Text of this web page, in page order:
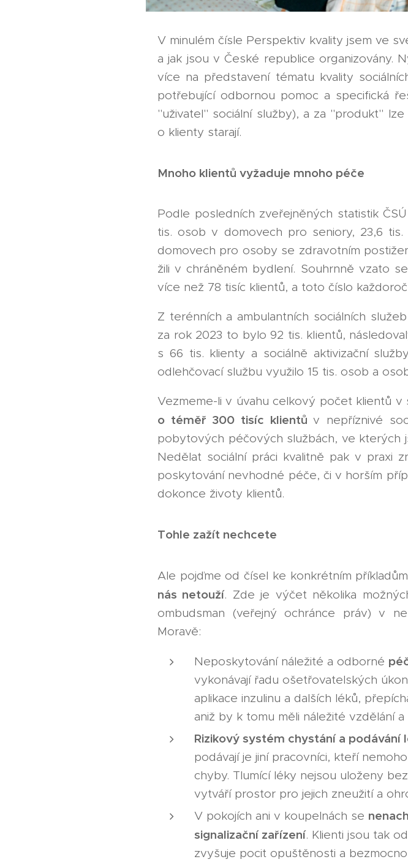
V minulém čísle Perspektiv kvality jsem ve
a jak jsou v České republice organizovány.
více na představení tématu kvality
potřebující odbornou pomoc a specifická
"uživatel" sociální služby), a za "produkt"
o klienty starají.
Mnoho klientů vyžaduje mnoho péče
Podle posledních zveřejněných statistik
tis. osob v domovech pro seniory, 23,6
domovech pro osoby se zdravotním
žili v chráněném bydlení. Souhrnně vzato
více než 78 tisíc klientů, a toto číslo
Z terénních a ambulantních sociálních
za rok 2023 to bylo 92 tis. klientů,
s 66 tis. klienty a sociálně aktivizační
odlehčovací službu využilo 15 tis. osob a
Vezmeme-li v úvahu celkový počet klientů v
o téměř 300 tisíc klientův nepříznivé
pobytových péčových službách, ve kterých
Nedělat sociální práci kvalitně pak v praxi
poskytování nevhodné péče, či v horším
dokonce životy klientů.
Tohle zažít nechcete
Ale pojďme od čísel ke konkrétním
nás netouží. Zde je výčet několika
ombudsman (veřejný ochránce práv) v
Moravě:
Neposkytování náležité a odborné
vykonávají řadu ošetřovatelských
aplikace inzulinu a dalších léků,
aniž by k tomu měli náležité vzdělání
Rizikový systém chystání a podávání
podávají je jiní pracovníci, kteří
chyby. Tlumící léky nejsou uloženy
vytváří prostor pro jejich zneužití a
V pokojích ani v koupelnách se
signalizační zařízení. Klienti jsou tak
zvyšuje pocit opuštěnosti a